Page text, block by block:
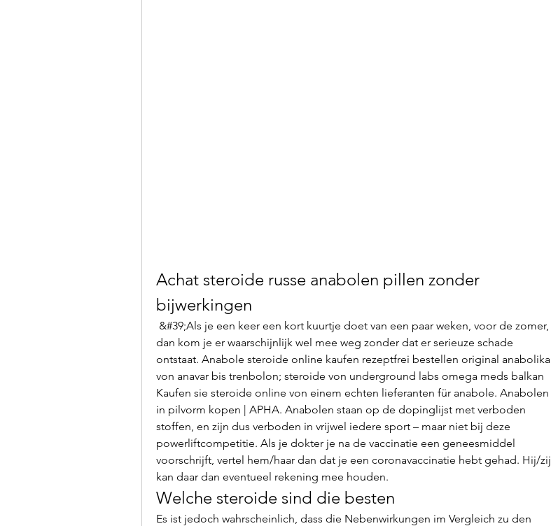
Achat steroide russe anabolen pillen zonder
bijwerkingen
dan kom je er waarschijnlijk wel mee weg zonder dat er serieuze schade
ontstaat. Anabole steroide online kaufen rezeptfrei bestellen original anabolika
von anavar bis trenbolon; steroide von underground labs omega meds balkan
Kaufen sie steroide online von einem echten lieferanten für anabole. Anabolen
in pilvorm kopen | APHA. Anabolen staan op de dopinglijst met verboden
stoffen, en zijn dus verboden in vrijwel iedere sport – maar niet bij deze
powerliftcompetitie. Als je dokter je na de vaccinatie een geneesmiddel
voorschrijft, vertel hem/haar dan dat je een coronavaccinatie hebt gehad. Hij/zij
kan daar dan eventueel rekening mee houden.
Welche steroide sind die besten
Es ist jedoch wahrscheinlich, dass die Nebenwirkungen im Vergleich zu den